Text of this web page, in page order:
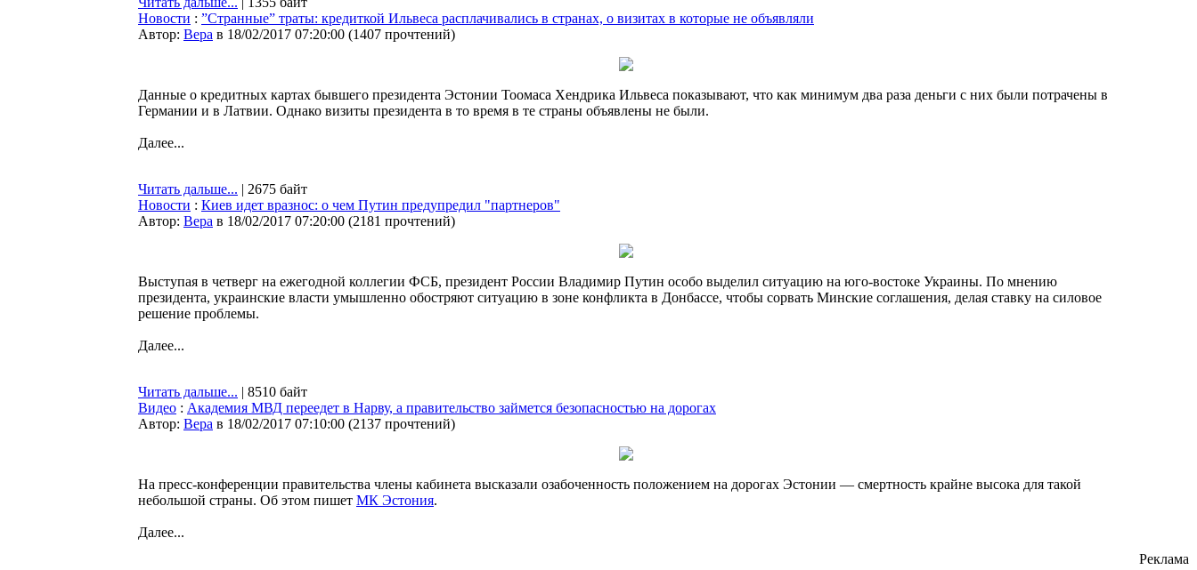
Новости : ”Странные” траты: кредиткой Ильвеса расплачивались в странах, о визитах в которые не объявляли
Автор: Bepa в 18/02/2017 07:20:00 (1407 прочтений)
Данные о кредитных картах бывшего президента Эстонии Тоомаса Хендрика Ильвеса показывают, что как минимум два раза деньги с них были потрачены в
Германии и в Латвии. Однако визиты президента в то время в те страны объявлены не были.
Далее...
Читать дальше... | 2675 байт
Новости : Киев идет вразнос: о чем Путин предупредил "партнеров"
Автор: Bepa в 18/02/2017 07:20:00 (2181 прочтений)
Выступая в четверг на ежегодной коллегии ФСБ, президент России Владимир Путин особо выделил ситуацию на юго-востоке Украины. По мнению
президента, украинские власти умышленно обостряют ситуацию в зоне конфликта в Донбассе, чтобы сорвать Минские соглашения, делая ставку на силовое
решение проблемы.
Далее...
Читать дальше... | 8510 байт
Видео : Академия МВД переедет в Нарву, а правительство займется безопасностью на дорогах
Автор: Bepa в 18/02/2017 07:10:00 (2137 прочтений)
На пресс-конференции правительства члены кабинета высказали озабоченность положением на дорогах Эстонии — смертность крайне высока для такой
небольшой страны. Об этом пишет МК Эстония.
Далее...
Реклама